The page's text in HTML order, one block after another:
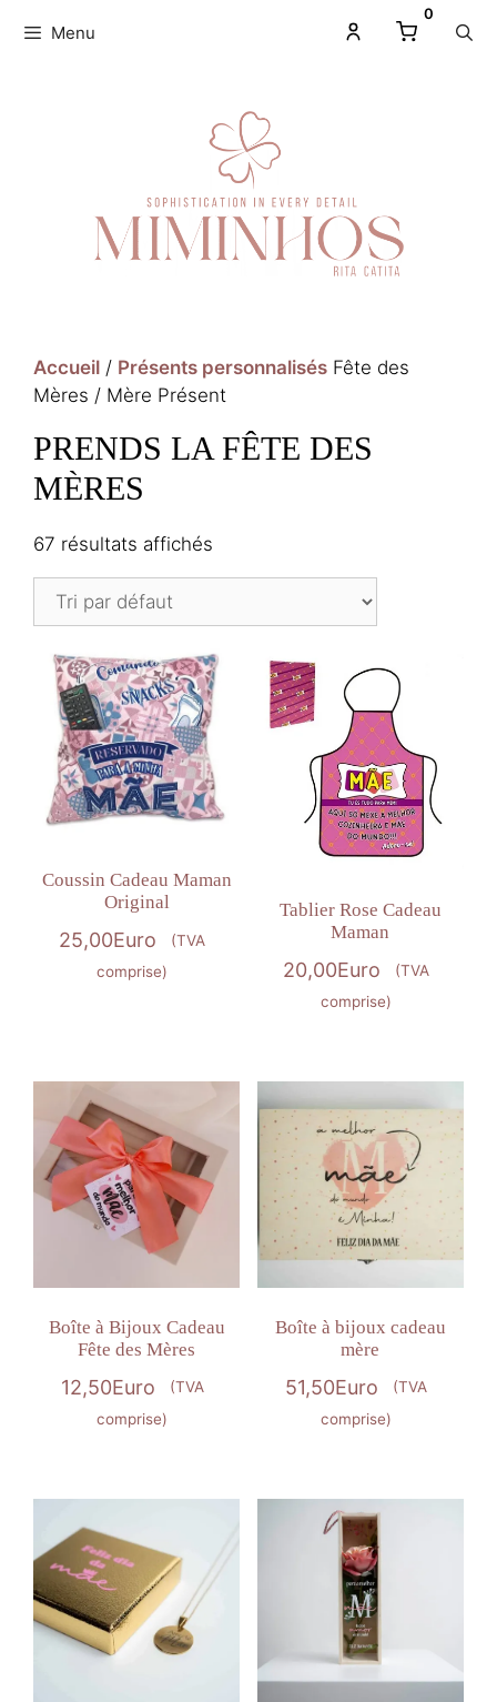
0
Menu
Accueil / Présents personnalisés Fête des
Mères / Mère Présent
PRENDS LA FÊTE DES
MÈRES
67 résultats affichés
Coussin Cadeau Maman
Original
25,00Euro
(TVA
comprise)
Tablier Rose Cadeau
Maman
20,00Euro
(TVA
comprise)
Boîte à Bijoux Cadeau
Fête des Mères
12,50Euro
(TVA
comprise)
Boîte à bijoux cadeau
mère
51,50Euro
(TVA
comprise)